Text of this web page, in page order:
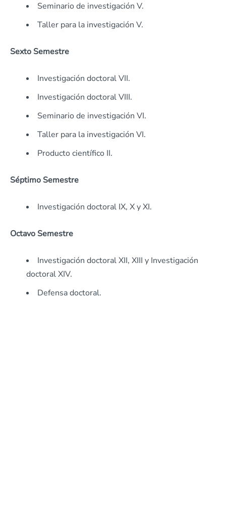
Seminario de investigación V.
Taller para la investigación V.
Sexto Semestre
Investigación doctoral VII.
Investigación doctoral VIII.
Seminario de investigación VI.
Taller para la investigación VI.
Producto científico II.
Séptimo Semestre
Investigación doctoral IX, X y XI.
Octavo Semestre
Investigación doctoral XII, XIII y Investigación
doctoral XIV.
Defensa doctoral.